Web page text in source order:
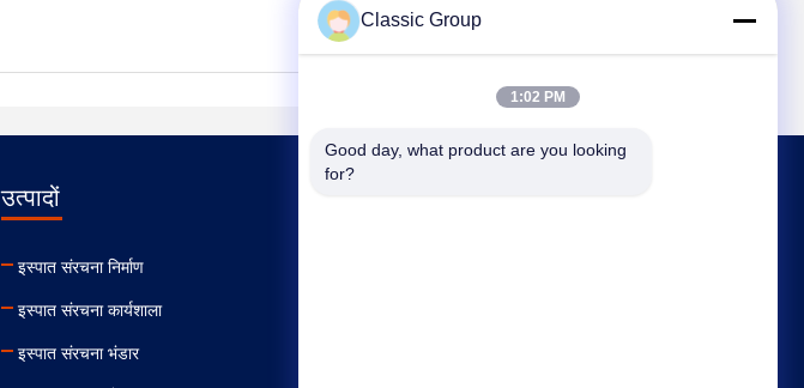
उत्पादों
इस्पात संरचना निर्माण
इस्पात संरचना कार्यशाला
इस्पात संरचना भंडार
Classic Group
1:02 PM
Good day, what product are you looking
for?